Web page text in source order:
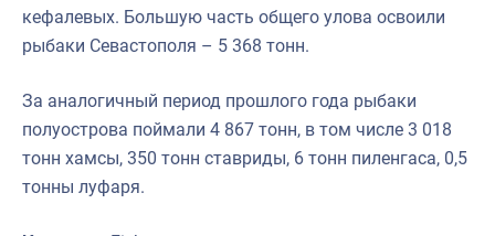
кефалевых. Большую часть общего улова освоили
рыбаки Севастополя – 5 368 тонн.
За аналогичный период прошлого года рыбаки
полуострова поймали 4 867 тонн, в том числе 3 018
тонн хамсы, 350 тонн ставриды, 6 тонн пиленгаса, 0,5
тонны луфаря.